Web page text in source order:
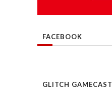
FACEBOOK
GLITCH GAMECAST